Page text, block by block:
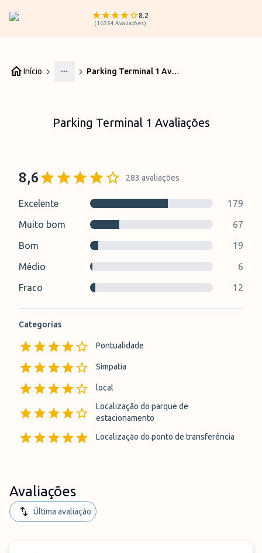
8.2
(16354 Avaliações)
Início
More
Parking Terminal 1 Avaliações
Parking Terminal 1 Avaliações
8,6 283 avaliações
Excelente
179
Muito bom
67
Bom
19
Médio
6
Fraco
12
Categorias
Pontualidade
Simpatia
local
Localização do parque de
estacionamento
Localização do ponto de transferência
Avaliações
Última avaliação